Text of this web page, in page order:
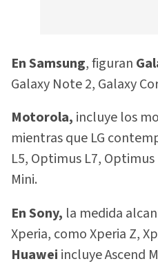
En Samsung, figuran
Galaxy Note 2, Galaxy
Motorola, incluye los
mientras que LG
L5, Optimus L7, Optimus
Mini.
En Sony, la medida
Xperia, como Xperia Z,
Huawei incluye Ascend